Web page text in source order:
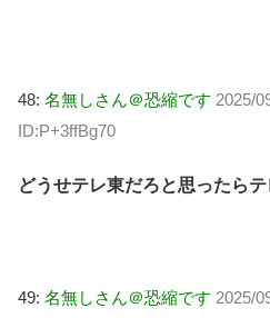
48: 名無しさん＠恐縮です 2025/
ID:P+3ffBg70
どうせテレ東だろと思ったら
49: 名無しさん＠恐縮です 2025/